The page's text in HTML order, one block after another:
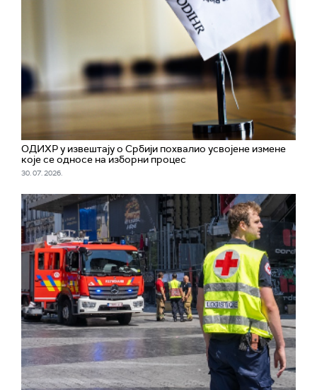
ОДИХР у извештају о Србији похвалио усвојене измене
које се односе на изборни процес
30. 07. 2026.